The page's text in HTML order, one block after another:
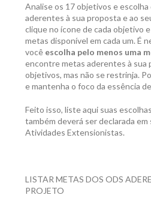
Analise os 17 objetivos e
aderentes à sua proposta e ao
clique no ícone de cada objetivo
metas disponível em cada um. É
você escolha pelo menos uma
encontre metas aderentes à sua
objetivos, mas não se restrinja.
e mantenha o foco da essência
Feito isso, liste aqui suas
também deverá ser declarada
Atividades Extensionistas.
LISTAR METAS DOS ODS
PROJETO